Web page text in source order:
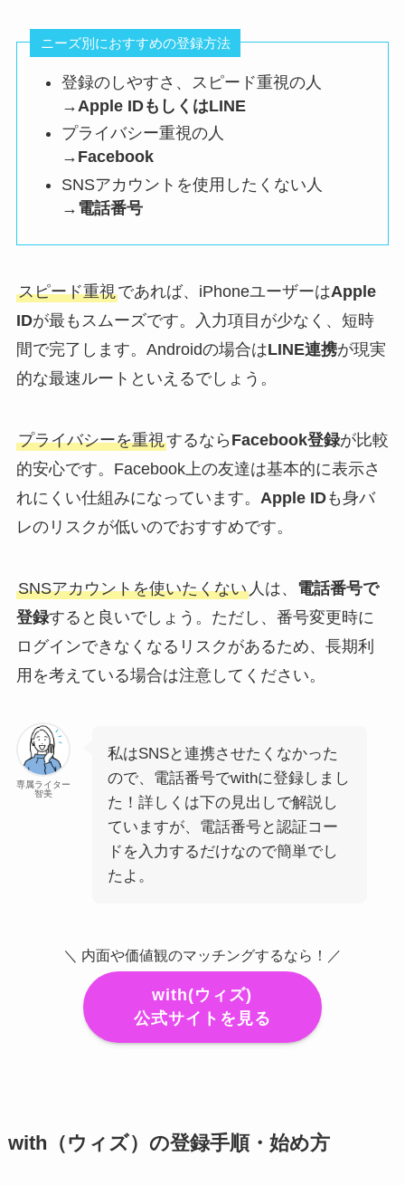
ニーズ別におすすめの登録方法
登録のしやすさ、スピード重視の人
→ Apple IDもしくはLINE
プライバシー重視の人
→ Facebook
SNSアカウントを使用したくない人
→ 電話番号
スピード重視であれば、iPhoneユーザーはApple
IDが最もスムーズです。入力項目が少なく、短時
間で完了します。Androidの場合はLINE連携が現実
的な最速ルートといえるでしょう。
プライバシーを重視するなら Facebook登録が比較
的安心です。Facebook上の友達は基本的に表示さ
れにくい仕組みになっています。 Apple IDも身バ
レのリスクが低いのでおすすめです。
SNSアカウントを使いたくない人は、 電話番号で
登録すると良いでしょう。ただし、番号変更時に
ログインできなくなるリスクがあるため、長期利
用を考えている場合は注意してください。
専属ライター
智美
私はSNSと連携させたくなかった
ので、電話番号でwithに登録しまし
た！詳しくは下の見出しで解説し
ていますが、電話番号と認証コー
ドを入力するだけなので簡単でし
たよ。
＼ 内面や価値観のマッチングするなら！／
with(ウィズ)
公式サイトを見る
with（ウィズ）の登録手順・始め方